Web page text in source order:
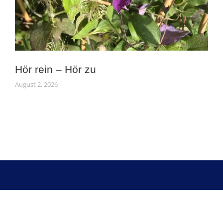
Hör rein – Hör zu
August 2, 2026